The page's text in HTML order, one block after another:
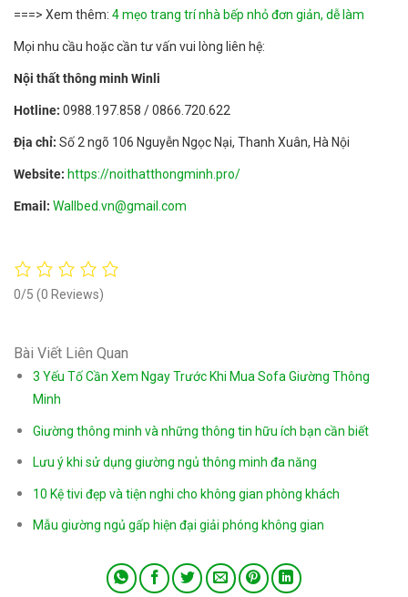
===> Xem thêm: 4 mẹo trang trí nhà bếp nhỏ đơn giản, dễ làm
Mọi nhu cầu hoặc cần tư vấn vui lòng liên hệ:
Nội thất thông minh Winli
Hotline: 0988.197.858 / 0866.720.622
Địa chỉ: Số 2 ngõ 106 Nguyễn Ngọc Nại, Thanh Xuân, Hà Nội
Website: https://noithatthongminh.pro/
Email: Wallbed.vn@gmail.com
0/5 (0 Reviews)
Bài Viết Liên Quan
3 Yếu Tố Cần Xem Ngay Trước Khi Mua Sofa Giường Thông
Minh
Giường thông minh và những thông tin hữu ích bạn cần biết
Lưu ý khi sử dụng giường ngủ thông minh đa năng
10 Kệ tivi đẹp và tiện nghi cho không gian phòng khách
Mẫu giường ngủ gấp hiện đại giải phóng không gian